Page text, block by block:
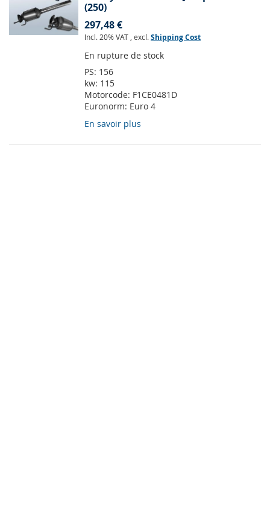
(250)
297,48 €
Incl. 20% VAT , excl.Shipping Cost
En rupture de stock
PS: 156
kw: 115
Motorcode: F1CE0481D
Euronorm: Euro 4
En savoir plus